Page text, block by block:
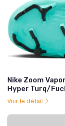
Nike Zoom
Hyper Turq/
Voir le détail